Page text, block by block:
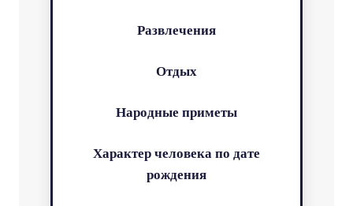
Развлечения
Отдых
Народные приметы
Характер человека по дате
рождения